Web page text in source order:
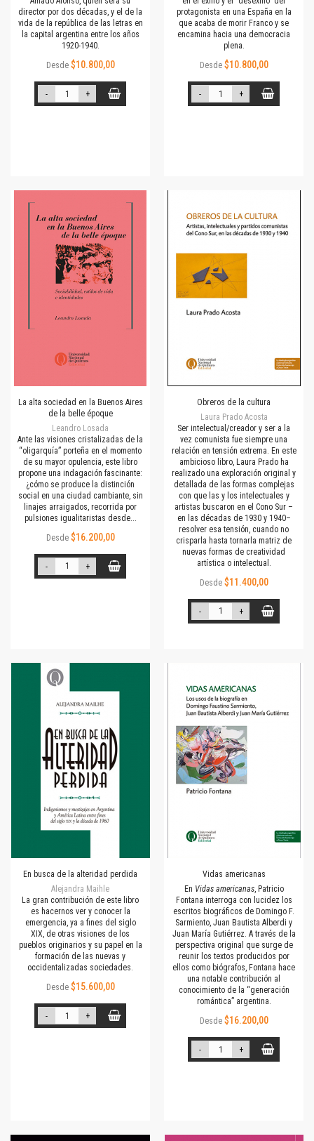
director por dos décadas, y el de la
vida de la república de las letras en
la capital argentina entre los años
1920-1940.
Desde $10.800,00
- +
protagonista en una España en la
que acaba de morir Franco y se
encamina hacia una democracia
plena.
Desde $10.800,00
- +
La alta sociedad en la Buenos Aires
de la belle époque
Leandro Losada
Ante las visiones cristalizadas de la
“oligarquía” porteña en el momento
de su mayor opulencia, este libro
propone una indagación fascinante:
¿cómo se produce la distinción
social en una ciudad cambiante, sin
linajes arraigados, recorrida por
pulsiones igualitaristas desde...
Desde $16.200,00
- +
Obreros de la cultura
Laura Prado Acosta
Ser intelectual/creador y ser a la
vez comunista fue siempre una
relación en tensión extrema. En este
ambicioso libro, Laura Prado ha
realizado una exploración original y
detallada de las formas complejas
con que las y los intelectuales y
artistas buscaron en el Cono Sur –
en las décadas de 1930 y 1940–
resolver esa tensión, cuando no
crisparla hasta tornarla matriz de
nuevas formas de creatividad
artística o intelectual.
Desde $11.400,00
- +
En busca de la alteridad perdida
Alejandra Maihle
La gran contribución de este libro
es hacernos ver y conocer la
emergencia, ya a fines del siglo
XIX, de otras visiones de los
pueblos originarios y su papel en la
formación de las nuevas y
occidentalizadas sociedades.
Desde $15.600,00
- +
Vidas americanas
En Vidas americanas, Patricio
Fontana interroga con lucidez los
escritos biográficos de Domingo F.
Sarmiento, Juan Bautista Alberdi y
Juan María Gutiérrez. A través de la
perspectiva original que surge de
reunir los textos producidos por
ellos como biógrafos, Fontana hace
una notable contribución al
conocimiento de la “generación
romántica” argentina.
Desde $16.200,00
- +